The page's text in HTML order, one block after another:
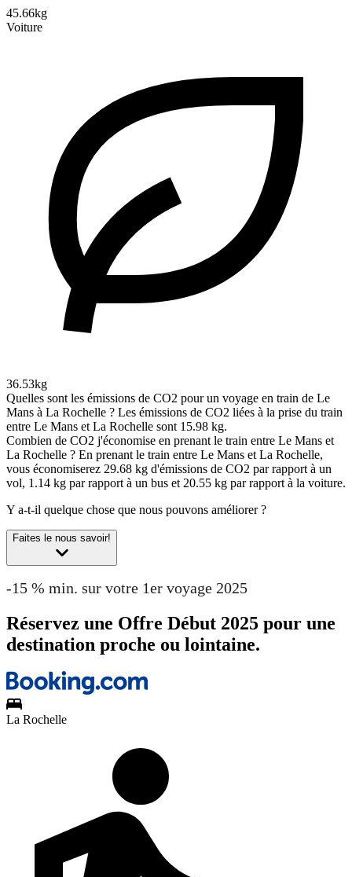
45.66kg
Voiture
36.53kg
Quelles sont les émissions de CO2 pour un voyage en train de Le
Mans à La Rochelle ? Les émissions de CO2 liées à la prise du train
entre Le Mans et La Rochelle sont 15.98 kg.
Combien de CO2 j'économise en prenant le train entre Le Mans et
La Rochelle ? En prenant le train entre Le Mans et La Rochelle,
vous économiserez 29.68 kg d'émissions de CO2 par rapport à un
vol, 1.14 kg par rapport à un bus et 20.55 kg par rapport à la voiture.
Y a-t-il quelque chose que nous pouvons améliorer ?
Faites le nous savoir!
-15 % min. sur votre 1er voyage 2025
Réservez une Offre Début 2025 pour une
destination proche ou lointaine.
La Rochelle